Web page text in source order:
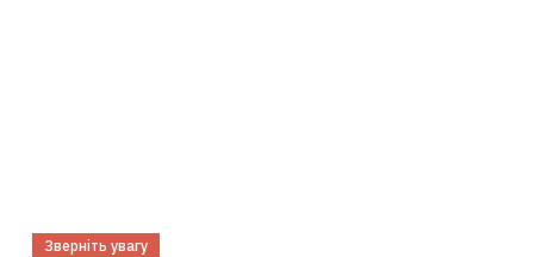
Зверніть увагу